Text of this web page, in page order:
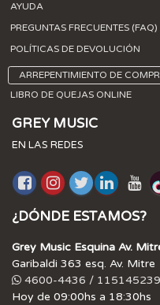
AYUDA
PREGUNTAS FRECUENTES (FAQ)
POLÍTICAS DE DEVOLUCIÓN
ARREPENTIMIENTO DE
LIBRO DE QUEJAS ONLINE
GREY MUSIC
EN LAS REDES
¿DÓNDE ESTAMOS?
Grey Music Esquina Av.
Garibaldi 363 esq. Av. Mitre
4600-4436 /
Hoy de 09:00hs a 18:30hs